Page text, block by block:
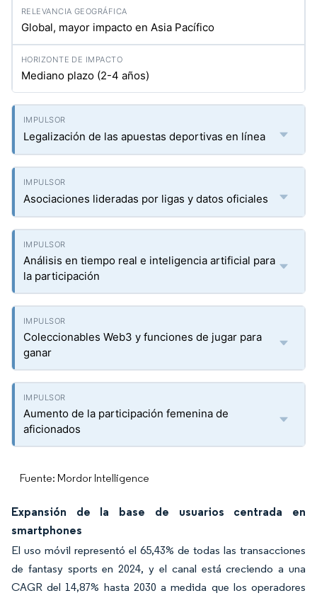
Global, mayor impacto en Asia Pacífico
Mediano plazo (2-4 años)
Legalización de las apuestas deportivas en línea
Asociaciones lideradas por ligas y datos oficiales
Análisis en tiempo real e inteligencia artificial para
la participación
Coleccionables Web3 y funciones de jugar para
ganar
Aumento de la participación femenina de
aficionados
Fuente: Mordor Intelligence
Expansión de la base de usuarios centrada en
smartphones
El uso móvil representó el 65,43% de todas las transacciones
de fantasy sports en 2024, y el canal está creciendo a una
CAGR del 14,87% hasta 2030 a medida que los operadores